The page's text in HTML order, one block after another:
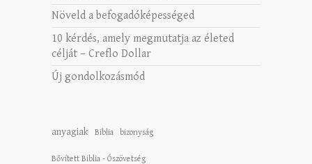
Növeld a befogadóképességed
10 kérdés, amely megmutatja az életed
célját – Creflo Dollar
Új gondolkozásmód
anyagiak Biblia bizonyság
Bővített Biblia - Ószövetség